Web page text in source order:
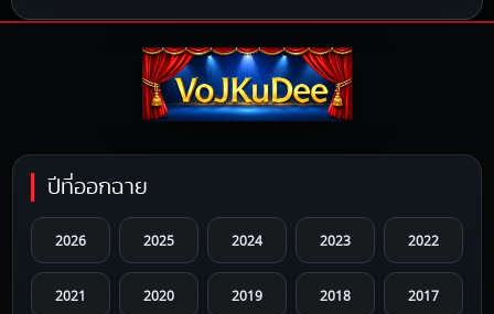
ปีที่ออกฉาย
2026 2025 2024 2023 2022
2021 2020 2019 2018 2017